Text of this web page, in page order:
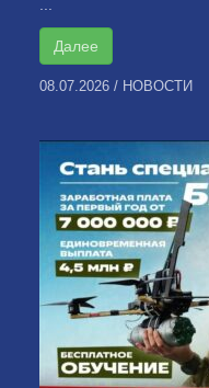
Далее
08.07.2026 / НОВОСТИ